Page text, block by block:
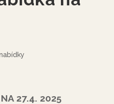
27.4. 2025